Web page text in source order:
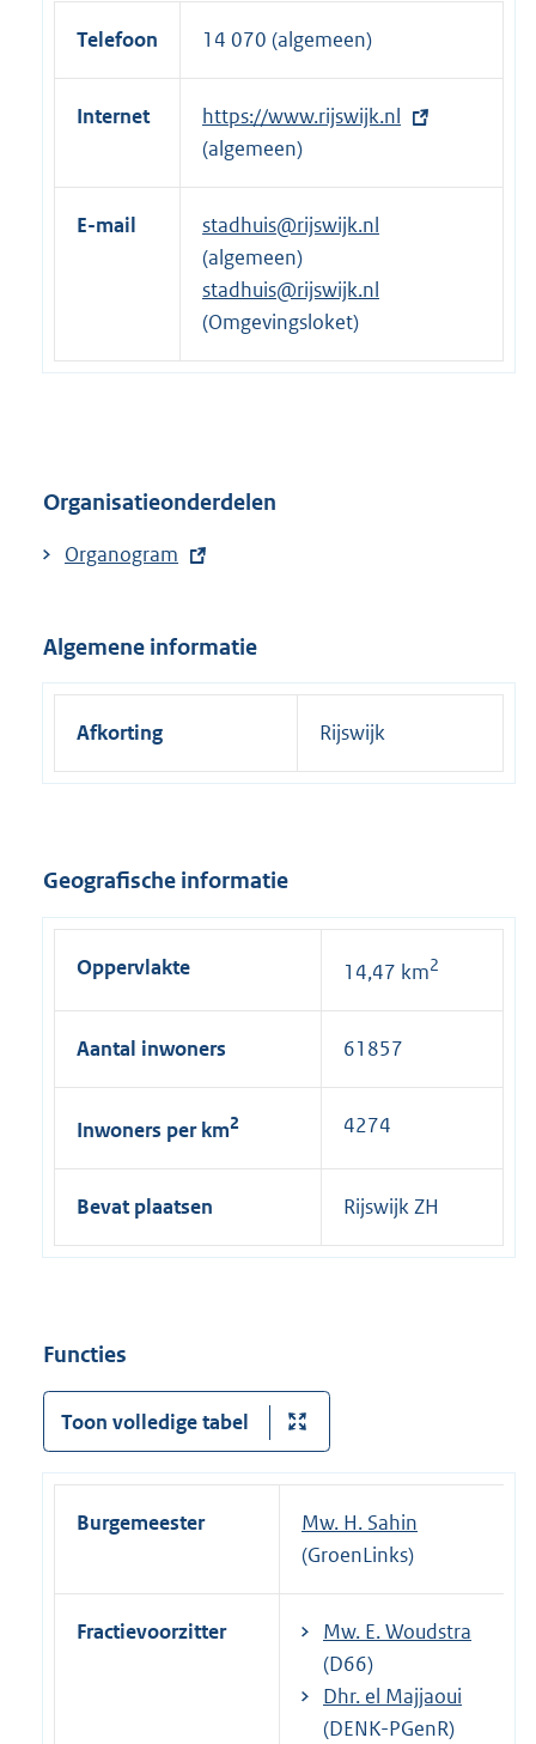
l
k
Telefoon 14 070 (algemeen)
Internet
E
x
t
e
r
n
e
i
https://www.rijswijk.nl
(algemeen)
E-mail
stadhuis@rijswijk.nl
(algemeen)
stadhuis@rijswijk.nl
(Omgevingsloket)
Organisatieonderdelen
E
e
r
l
k
Organogram
Algemene informatie
Afkorting Rijswijk
Geografische informatie
Oppervlakte 14,47 km2
Aantal inwoners 61857
Inwoners per km2 4274
Bevat plaatsen Rijswijk ZH
Functies
Toon volledige tabel
Burgemeester
Mw. H. Sahin
(GroenLinks)
Fractievoorzitter
Mw. E. Woudstra
(D66)
Dhr. el Majjaoui
(DENK-PGenR)